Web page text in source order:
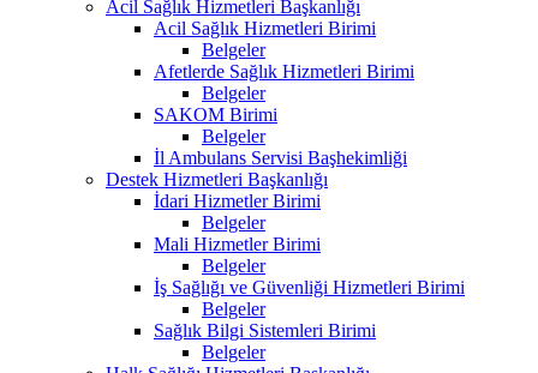
Acil Sağlık Hizmetleri Başkanlığı
Acil Sağlık Hizmetleri Birimi
Belgeler
Afetlerde Sağlık Hizmetleri Birimi
Belgeler
SAKOM Birimi
Belgeler
İl Ambulans Servisi Başhekimliği
Destek Hizmetleri Başkanlığı
İdari Hizmetler Birimi
Belgeler
Mali Hizmetler Birimi
Belgeler
İş Sağlığı ve Güvenliği Hizmetleri Birimi
Belgeler
Sağlık Bilgi Sistemleri Birimi
Belgeler